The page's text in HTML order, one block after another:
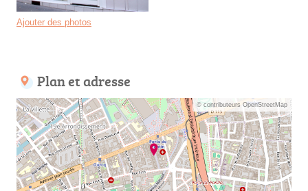
Ajouter des photos
Plan et adresse
© contributeurs OpenStreetMap